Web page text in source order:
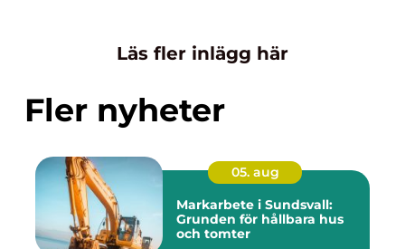
Läs fler inlägg här
Fler nyheter
05. aug
Markarbete i Sundsvall:
Grunden för hållbara hus
och tomter